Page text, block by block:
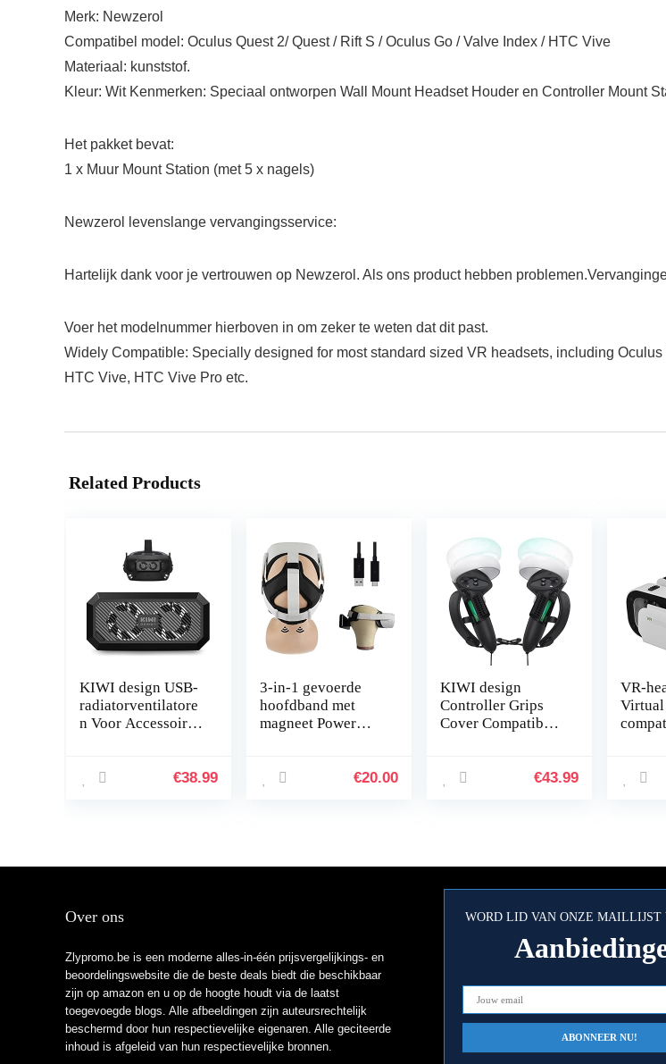
Merk: Newzerol
Compatibel model: Oculus Quest 2/ Quest / Rift S / Oculus Go / Valve Index / HTC Vive
Materiaal: kunststof.
Kleur: Wit Kenmerken: Speciaal ontworpen Wall Mount Headset Houder en Controller Mount
Het pakket bevat:
1 x Muur Mount Station (met 5 x nagels)
Newzerol levenslange vervangingsservice:
Hartelijk dank voor je vertrouwen op Newzerol. Als ons product hebben
Voer het modelnummer hierboven in om zeker te weten dat dit past.
Widely Compatible: Specially designed for most standard sized VR headsets, including
HTC Vive, HTC Vive Pro etc.
Related Products
KIWI design USB-
radiatorventilatore
n Voor Accessoires
VR-headset in Hhet
€38.99
3-in-1 gevoerde
hoofdband met
magneet Power
The Oculus Quest 2
€20.00
KIWI design
Controller Grips
Cover Compatibel
Batterijopening,
€43.99
VR-
tot 6,0
Over ons
Zlypromo.be is een moderne alles-in-één prijsvergelijkings- en
beoordelingswebsite die de beste deals biedt die beschikbaar
zijn op amazon en u op de hoogte houdt via de laatst
toegevoegde blogs. Alle afbeeldingen zijn auteursrechtelijk
beschermd door hun respectievelijke eigenaren. Alle geciteerde
inhoud is afgeleid van hun respectievelijke bronnen.
WORD LID VAN ONZE MAILLIJST